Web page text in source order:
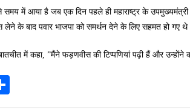
समय में आया है जब एक दिन पहले ही महाराष्ट्र के
लेने के बाद पवार भाजपा को समर्थन देने के लिए सहमत हो गए
में कहा, ”मैंने फड़णवीस की टिप्पणियां पढ़ी हैं और